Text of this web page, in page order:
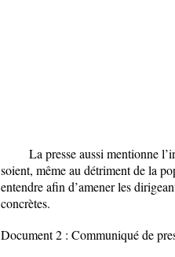
La presse aussi mentionne
soient, même au détriment de la
entendre afin d’amener les
concrètes.
Document 2 : Communiqué de